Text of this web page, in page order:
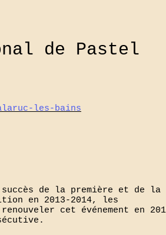
de Pastel
les-bains
succès de la première et de la
en 2013-2014, les
cet événement en